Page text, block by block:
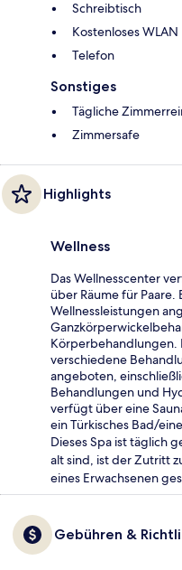
Schreibtisch
Kostenloses WLAN
Telefon
Sonstiges
Tägliche
Zimmersafe
Highlights
Wellness
Das Wellnesscenter
über Räume für
Wellnessleistungen
Körperbehandlungen.
verschiedene
angeboten,
Behandlungen und
verfügt über eine
ein Türkisches Bad/
Dieses Spa ist täglich
alt sind, ist der Zutritt
eines Erwachsenen
Gebühren &